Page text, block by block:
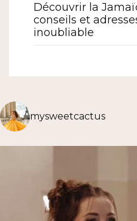
Découvrir la
conseils et
inoubliable
mysweetcactus